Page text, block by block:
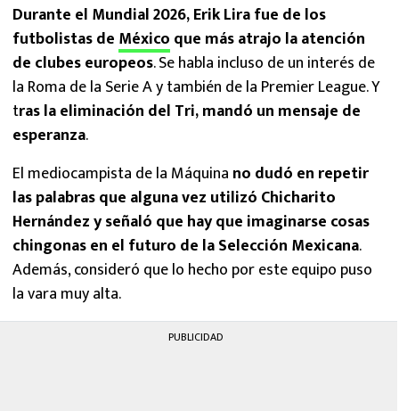
Durante el Mundial 2026, Erik Lira fue de los
futbolistas de México que más atrajo la atención
de clubes europeos. Se habla incluso de un interés de
la Roma de la Serie A y también de la Premier League. Y
tras la eliminación del Tri, mandó un mensaje de
esperanza.
El mediocampista de la Máquina no dudó en repetir
las palabras que alguna vez utilizó Chicharito
Hernández y señaló que hay que imaginarse cosas
chingonas en el futuro de la Selección Mexicana.
Además, consideró que lo hecho por este equipo puso
la vara muy alta.
PUBLICIDAD